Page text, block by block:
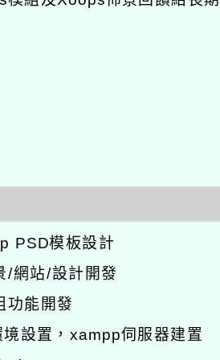
PSD模板設計
/網站/設計開發
功能開發
設置，xampp伺服器建置